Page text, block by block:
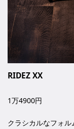
RIDEZ XX
1万4900円
クラシカルなフォ